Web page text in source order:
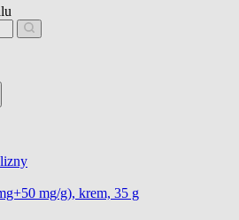
mg/g), krem, 35 g